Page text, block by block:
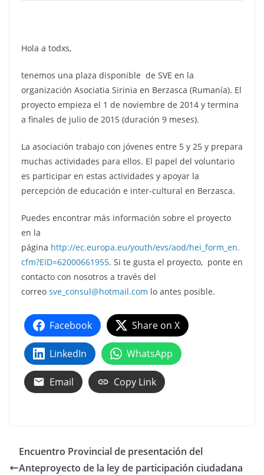
Hola a todxs,
tenemos una plaza disponible de SVE en la
organización Asociatia Sirinia en Berzasca (Rumanía). El
proyecto empieza el 1 de noviembre de 2014 y termina
a finales de julio de 2015 (duración 9 meses).
La asociación trabajo con jóvenes entre 5 y 25 y prepara
muchas actividades para ellos. El papel del voluntario
es participar en estas actividades y apoyar la
percepción de educación e inter-cultural en Berzasca.
Puedes encontrar más información sobre el proyecto
en la
página http://ec.europa.eu/youth/evs/aod/hei_form_en.
cfm?EID=62000661955. Si te gusta el proyecto, ponte en
contacto con nosotros a través del
correo sve_consul@hotmail.com lo antes posible.
Facebook Share on X
LinkedIn WhatsApp
Email Copy Link
Encuentro Provincial de presentación del
Anteproyecto de la ley de participación ciudadana